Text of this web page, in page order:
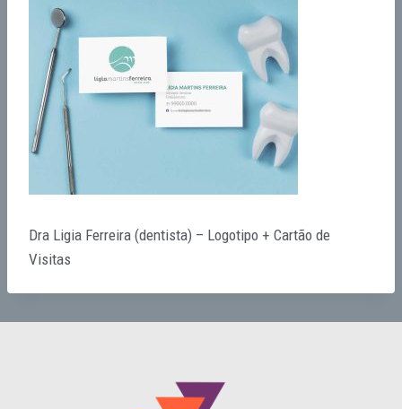
Dra Ligia Ferreira (dentista) – Logotipo + Cartão de
Visitas